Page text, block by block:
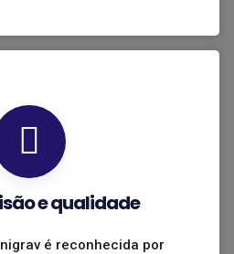
e qualidade
é reconhecida por